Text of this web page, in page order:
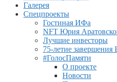
Галерея
Спецпроекты
Гостиная ИФа
NFT Юрия
Лучшие инвесторы
75-летие
#ГолосПамяти
О проекте
Новости